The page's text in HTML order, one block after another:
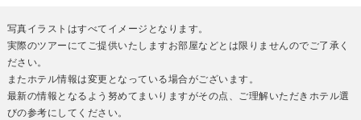
写真イラストはすべてイメージとなります。
実際のツアーにてご提供いたしますお部屋などとは限りませんのでご了承く
ださい。
またホテル情報は変更となっている場合がございます。
最新の情報となるよう努めてまいりますがその点、ご理解いただきホテル選
びの参考にしてください。